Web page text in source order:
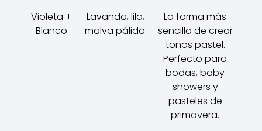
Violeta +
Blanco
Lavanda, lila,
malva pálido.
La forma más
sencilla de crear
tonos pastel.
Perfecto para
bodas, baby
showers y
pasteles de
primavera.